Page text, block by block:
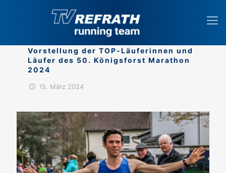
Vorstellung der TOP-Läuferinnen und
Läufer des 50. Königsforst Marathon
2024
15. März 2024